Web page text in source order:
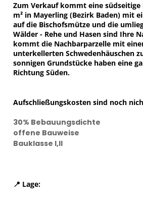
Zum Verkauf kommt eine südseitige
m² in Mayerling (Bezirk Baden) mit
auf die Bischofsmütze und die
Wälder - Rehe und Hasen sind Ihre
kommt die Nachbarparzelle mit
unterkellerten Schwedenhäuschen
sonnigen Grundstücke haben eine
Richtung Süden.
Aufschließungskosten sind noch
30% Bebauungsdichte
offene Bauweise
Bauklasse I,II
📍 Lage: